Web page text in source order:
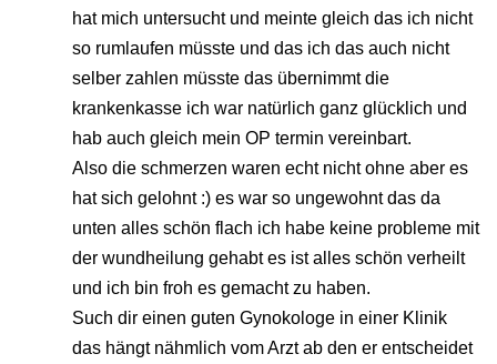
hat mich untersucht und meinte gleich das ich nicht
so rumlaufen müsste und das ich das auch nicht
selber zahlen müsste das übernimmt die
krankenkasse ich war natürlich ganz glücklich und
hab auch gleich mein OP termin vereinbart.
Also die schmerzen waren echt nicht ohne aber es
hat sich gelohnt :) es war so ungewohnt das da
unten alles schön flach ich habe keine probleme mit
der wundheilung gehabt es ist alles schön verheilt
und ich bin froh es gemacht zu haben.
Such dir einen guten Gynokologe in einer Klinik
das hängt nähmlich vom Arzt ab den er entscheidet